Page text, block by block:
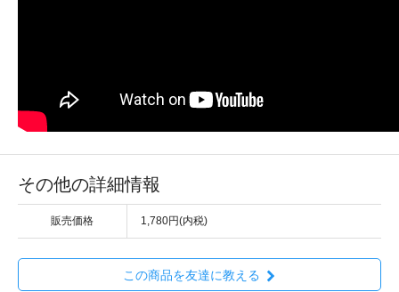
その他の詳細情報
販売価格 1,780円(内税)
この商品を友達に教える